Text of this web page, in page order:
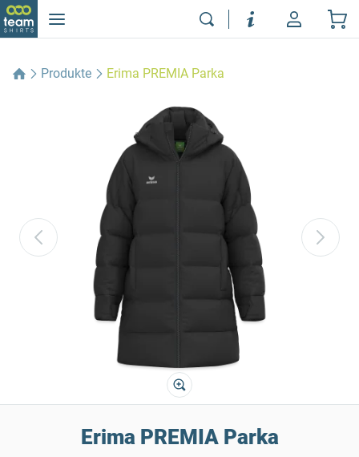
Produkte Erima PREMIA Parka
Erima PREMIA Parka